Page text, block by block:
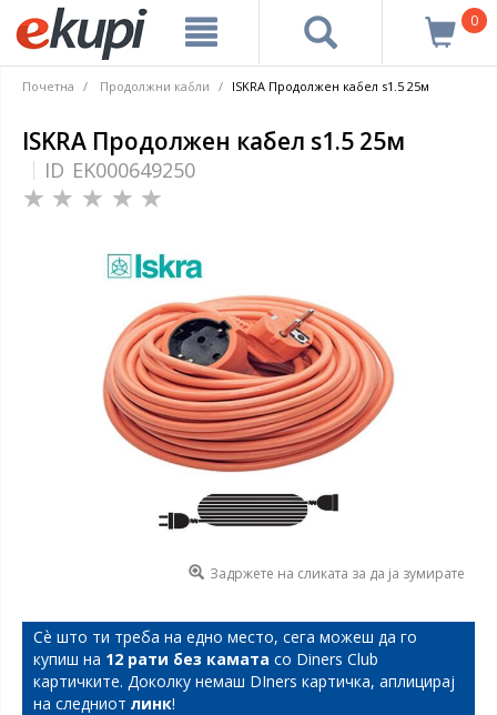
0
Почетна Продолжни кабли ISKRA Продолжен кабел s1.5 25м
ISKRA Продолжен кабел s1.5 25м
ID EK000649250
Задржете на сликата за да ја зумирате
Сѐ што ти треба на едно место, сега можеш да го
купиш на 12 рати без камата со Diners Club
картичките. Доколку немаш DIners картичка, аплицирај
на следниот линк!